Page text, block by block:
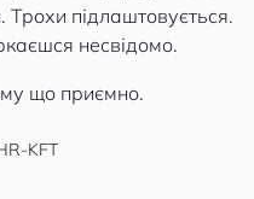
підлаштовується.
несвідомо.
що приємно.